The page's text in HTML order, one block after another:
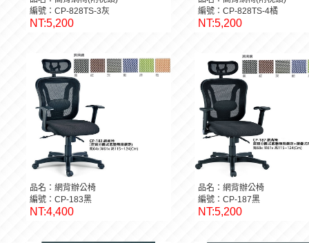
編號：CP-828TS-3灰
NT:5,200
編號：CP-828TS-4橘
NT:5,200
品名：網背辦公椅
編號：CP-183黑
NT:4,400
品名：網背辦公椅
編號：CP-187黑
NT:5,200